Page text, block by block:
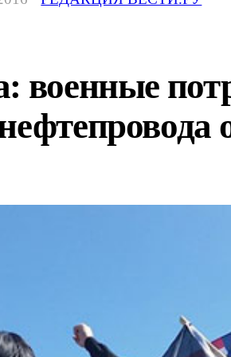
военные